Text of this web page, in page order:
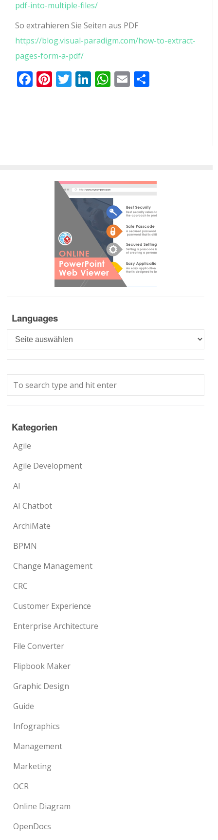
pdf-into-multiple-files/
So extrahieren Sie Seiten aus PDF
https://blog.visual-paradigm.com/how-to-extract-
pages-form-a-pdf/
Facebook
Pinterest
Twitter
LinkedIn
WhatsApp
Email
Languages
Languages
Kategorien
Agile
Agile Development
AI
AI Chatbot
ArchiMate
BPMN
Change Management
CRC
Customer Experience
Enterprise Architecture
File Converter
Flipbook Maker
Graphic Design
Guide
Infographics
Management
Marketing
OCR
Online Diagram
OpenDocs